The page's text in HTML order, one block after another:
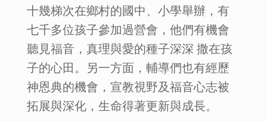
十幾梯次在鄉村的國中、小學舉辦，有
七千多位孩子參加過營會，他們有機會
聽見福音，真理與愛的種子深深 撒在孩
子的心田。另一方面，輔導們也有經歷
神恩典的機會，宣教視野及福音心志被
拓展與深化，生命得著更新與成長。